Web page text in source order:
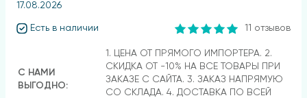
17.08.2026
Есть в наличии 11 отзывов
С НАМИ
ВЫГОДНО:
1. ЦЕНА ОТ ПРЯМОГО ИМПОРТЕРА. 2.
СКИДКА ОТ -10% НА ВСЕ ТОВАРЫ ПРИ
ЗАКАЗЕ С САЙТА. 3. ЗАКАЗ НАПРЯМУЮ
СО СКЛАДА. 4. ДОСТАВКА ПО ВСЕЙ